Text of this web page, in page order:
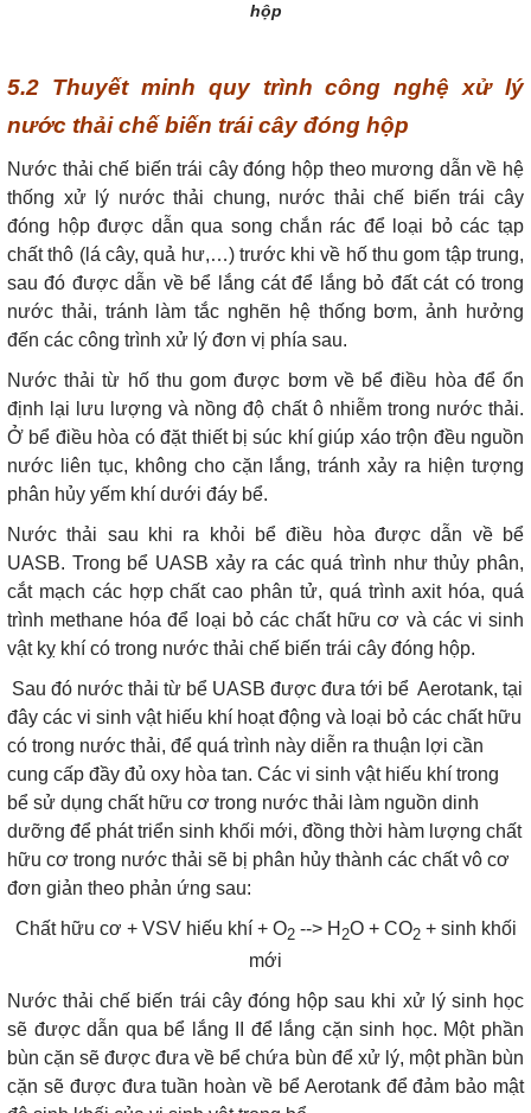
hộp
5.2 Thuyết minh quy trình công nghệ xử lý
nước thải chế biến trái cây đóng hộp
Nước thải chế biến trái cây đóng hộp theo mương dẫn về hệ
thống xử lý nước thải chung, nước thải chế biến trái cây
đóng hộp được dẫn qua song chắn rác để loại bỏ các tạp
chất thô (lá cây, quả hư,…) trước khi về hố thu gom tập trung,
sau đó được dẫn về bể lắng cát để lắng bỏ đất cát có trong
nước thải, tránh làm tắc nghẽn hệ thống bơm, ảnh hưởng
đến các công trình xử lý đơn vị phía sau.
Nước thải từ hố thu gom được bơm về bể điều hòa để ổn
định lại lưu lượng và nồng độ chất ô nhiễm trong nước thải.
Ở bể điều hòa có đặt thiết bị súc khí giúp xáo trộn đều nguồn
nước liên tục, không cho cặn lắng, tránh xảy ra hiện tượng
phân hủy yếm khí dưới đáy bể.
Nước thải sau khi ra khỏi bể điều hòa được dẫn về bể
UASB. Trong bể UASB xảy ra các quá trình như thủy phân,
cắt mạch các hợp chất cao phân tử, quá trình axit hóa, quá
trình methane hóa để loại bỏ các chất hữu cơ và các vi sinh
vật kỵ khí có trong nước thải chế biến trái cây đóng hộp.
Sau đó nước thải từ bể UASB được đưa tới bể Aerotank, tại
đây các vi sinh vật hiếu khí hoạt động và loại bỏ các chất hữu
có trong nước thải, để quá trình này diễn ra thuận lợi cần
cung cấp đầy đủ oxy hòa tan. Các vi sinh vật hiếu khí trong
bể sử dụng chất hữu cơ trong nước thải làm nguồn dinh
dưỡng để phát triển sinh khối mới, đồng thời hàm lượng chất
hữu cơ trong nước thải sẽ bị phân hủy thành các chất vô cơ
đơn giản theo phản ứng sau:
Chất hữu cơ + VSV hiếu khí + O2--> H 2O + CO2+ sinh khối
mới
Nước thải chế biến trái cây đóng hộp sau khi xử lý sinh học
sẽ được dẫn qua bể lắng II để lắng cặn sinh học. Một phần
bùn cặn sẽ được đưa về bể chứa bùn để xử lý, một phần bùn
cặn sẽ được đưa tuần hoàn về bể Aerotank để đảm bảo mật